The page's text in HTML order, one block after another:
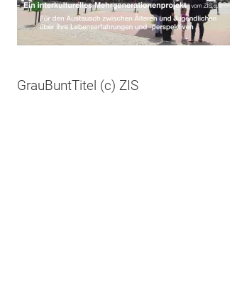
GrauBuntTitel (c) ZIS